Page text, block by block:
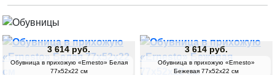
3 614 руб.
Обувница в прихожую «Ernesto» Белая
77х52х22 см
3 614 руб.
Обувница в прихожую «Ernesto»
Бежевая 77х52х22 см